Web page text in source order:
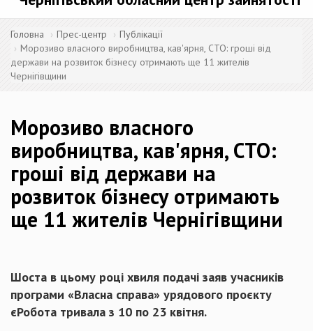
Головна Прес-центр
Публікації
Морозиво власного виробництва, кав'ярня, СТО: гроші від
держави на розвиток бізнесу отримають ще 11 жителів
Чернігівщини
Морозиво власного
виробництва, кав'ярня, СТО:
гроші від держави на
розвиток бізнесу отримають
ще 11 жителів Чернігівщини
Шоста в цьому році хвиля подачі заяв учасників
програми «Власна справа» урядового проєкту
єРобота тривала з 10 по 23 квітня.